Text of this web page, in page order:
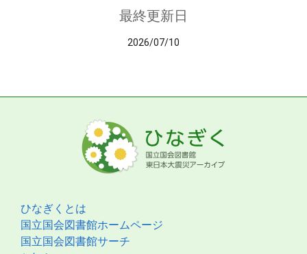
最終更新日
2026/07/10
ひなぎくとは
国立国会図書館ホームページ
国立国会図書館サーチ